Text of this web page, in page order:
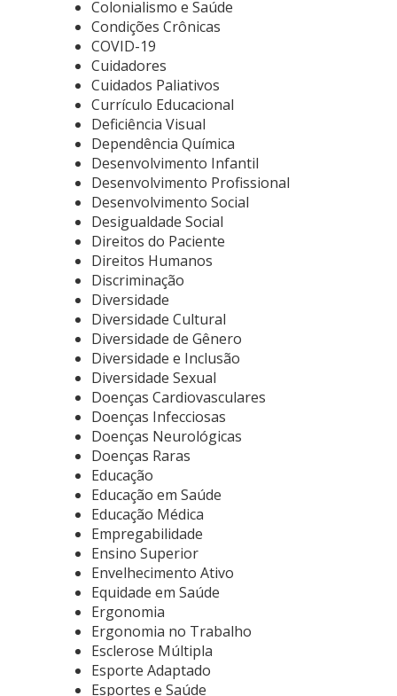
Colonialismo e Saúde
Condições Crônicas
COVID-19
Cuidadores
Cuidados Paliativos
Currículo Educacional
Deficiência Visual
Dependência Química
Desenvolvimento Infantil
Desenvolvimento Profissional
Desenvolvimento Social
Desigualdade Social
Direitos do Paciente
Direitos Humanos
Discriminação
Diversidade
Diversidade Cultural
Diversidade de Gênero
Diversidade e Inclusão
Diversidade Sexual
Doenças Cardiovasculares
Doenças Infecciosas
Doenças Neurológicas
Doenças Raras
Educação
Educação em Saúde
Educação Médica
Empregabilidade
Ensino Superior
Envelhecimento Ativo
Equidade em Saúde
Ergonomia
Ergonomia no Trabalho
Esclerose Múltipla
Esporte Adaptado
Esportes e Saúde